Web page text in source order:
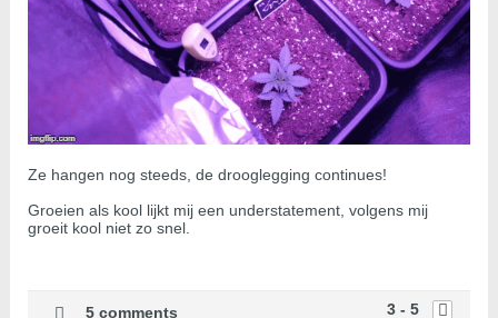
Ze hangen nog steeds, de drooglegging continues!
Groeien als kool lijkt mij een understatement, volgens mij
groeit kool niet zo snel.
3 - 5
5 comments